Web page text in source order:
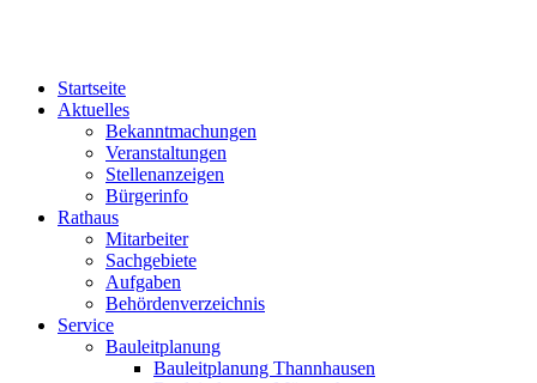
Startseite
Aktuelles
Bekanntmachungen
Veranstaltungen
Stellenanzeigen
Bürgerinfo
Rathaus
Mitarbeiter
Sachgebiete
Aufgaben
Behördenverzeichnis
Service
Bauleitplanung
Bauleitplanung Thannhausen